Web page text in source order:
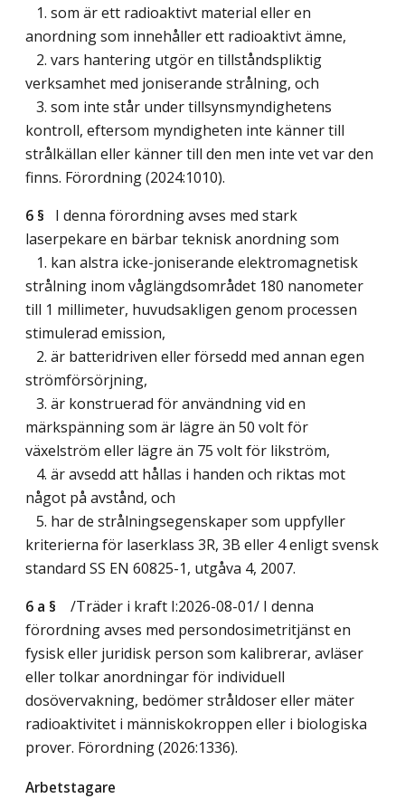
1. som är ett radioaktivt material eller en
anordning som innehåller ett radioaktivt ämne,
2. vars hantering utgör en tillståndspliktig
verksamhet med joniserande strålning, och
3. som inte står under tillsynsmyndighetens
kontroll, eftersom myndigheten inte känner till
strålkällan eller känner till den men inte vet var den
finns. Förordning (2024:1010).
6 § I denna förordning avses med stark
laserpekare en bärbar teknisk anordning som
1. kan alstra icke-joniserande elektromagnetisk
strålning inom våglängdsområdet 180 nanometer
till 1 millimeter, huvudsakligen genom processen
stimulerad emission,
2. är batteridriven eller försedd med annan egen
strömförsörjning,
3. är konstruerad för användning vid en
märkspänning som är lägre än 50 volt för
växelström eller lägre än 75 volt för likström,
4. är avsedd att hållas i handen och riktas mot
något på avstånd, och
5. har de strålningsegenskaper som uppfyller
kriterierna för laserklass 3R, 3B eller 4 enligt svensk
standard SS EN 60825-1, utgåva 4, 2007.
6 a §
/Träder i kraft I:2026-08-01/ I denna
förordning avses med persondosimetritjänst en
fysisk eller juridisk person som kalibrerar, avläser
eller tolkar anordningar för individuell
dosövervakning, bedömer stråldoser eller mäter
radioaktivitet i människokroppen eller i biologiska
prover. Förordning (2026:1336).
Arbetstagare